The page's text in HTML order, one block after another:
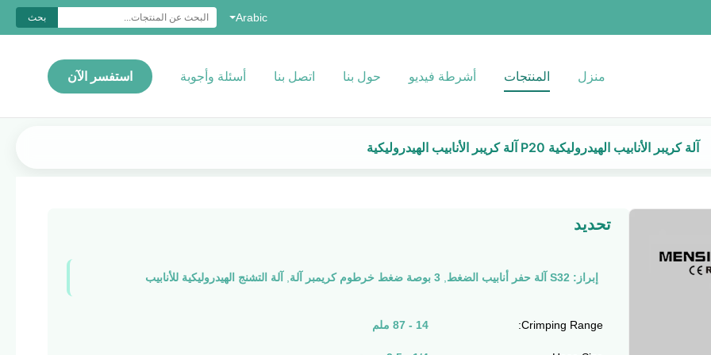
Arabic بحث
منزل المنتجات أشرطة فيديو حول بنا اتصل بنا أسئلة وأجوبة استفسر الآن
آلة كريبر الأنابيب الهيدروليكية P20 آلة كريبر الأنابيب الهيدروليكية
تحديد
إبراز: S32 آلة حفر أنابيب الضغط 3 بوصة ضغط خرطوم كريمبر آلة آلة التشنج الهيدروليكية للأنابيب
Crimping Range: 14 - 87 ملم